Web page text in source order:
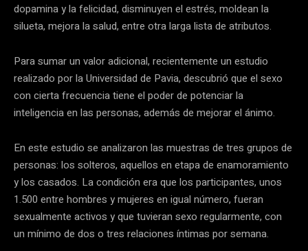
dopamina y la felicidad, disminuyen el estrés, moldean la
silueta, mejora la salud, entre otra larga lista de atributos.
Para sumar un valor adicional, recientemente un estudio
realizado por la Universidad de Pavia, descubrió que el sexo
con cierta frecuencia tiene el poder de potenciar la
inteligencia en las personas, además de mejorar el ánimo.
En este estudio se analizaron las muestras de tres grupos de
personas: los solteros, aquellos en etapa de enamoramiento
y los casados. La condición era que los participantes, unos
1.500 entre hombres y mujeres en igual número, fueran
sexualmente activos y que tuvieran sexo regularmente, con
un mínimo de dos o tres relaciones íntimas por semana.